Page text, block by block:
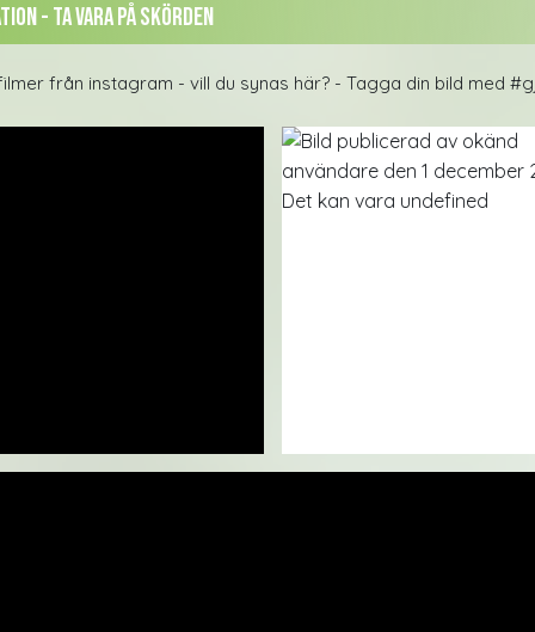
- Ta Vara på skörden
från instagram - vill du synas här? - Tagga din bild med